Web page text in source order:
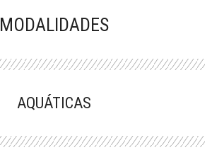
MODALIDADES
AQUÁTICAS